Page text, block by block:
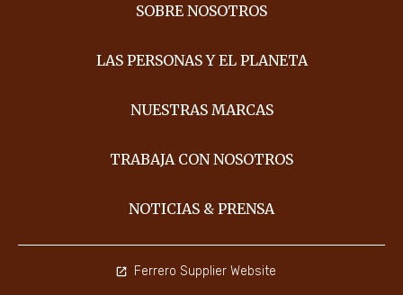
SOBRE NOSOTROS
LAS PERSONAS Y EL PLANETA
NUESTRAS MARCAS
TRABAJA CON NOSOTROS
NOTICIAS & PRENSA
Ferrero Supplier Website